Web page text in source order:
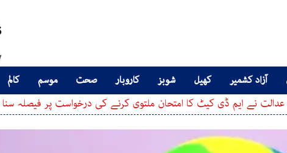
آزاد کشمیر کھیل شوبز کاروبار صحت موسم کالم
ایم ڈی کیٹ کا امتحان ملتوی کرنے کی درخواست پر فیصلہ سنا دیا